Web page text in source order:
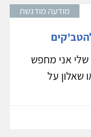
מודעה מודגשת
אני מחפש
שאלון על